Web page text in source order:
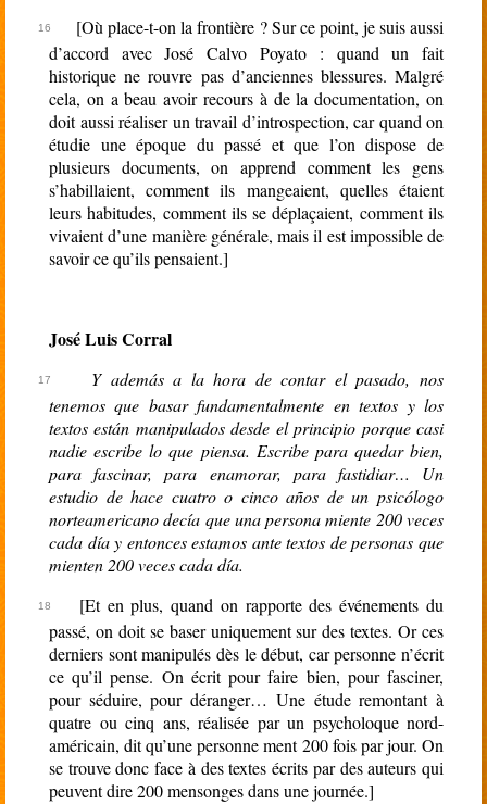
[Où place-t-on la frontière ? Sur ce point, je suis aussi
d’accord avec José Calvo Poyato : quand un fait
historique ne rouvre pas d’anciennes blessures. Malgré
cela, on a beau avoir recours à de la documentation, on
doit aussi réaliser un travail d’introspection, car quand on
étudie une époque du passé et que l’on dispose de
plusieurs documents, on apprend comment les gens
s’habillaient, comment ils mangeaient, quelles étaient
leurs habitudes, comment ils se déplaçaient, comment ils
vivaient d’une manière générale, mais il est impossible de
savoir ce qu’ils pensaient.]
José Luis Corral
Y además a la hora de contar el pasado, nos
tenemos que basar fundamentalmente en textos y los
textos están manipulados desde el principio porque casi
nadie escribe lo que piensa. Escribe para quedar bien,
para fascinar, para enamorar, para fastidiar… Un
estudio de hace cuatro o cinco años de un psicólogo
norteamericano decía que una persona miente 200 veces
cada día y entonces estamos ante textos de personas que
mienten 200 veces cada día.
[Et en plus, quand on rapporte des événements du
passé, on doit se baser uniquement sur des textes. Or ces
derniers sont manipulés dès le début, car personne n’écrit
ce qu’il pense. On écrit pour faire bien, pour fasciner,
pour séduire, pour déranger… Une étude remontant à
quatre ou cinq ans, réalisée par un psycholoque nord-
américain, dit qu’une personne ment 200 fois par jour. On
se trouve donc face à des textes écrits par des auteurs qui
peuvent dire 200 mensonges dans une journée.]